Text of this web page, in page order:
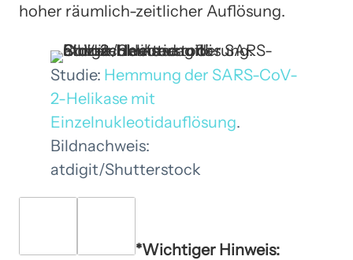
hoher räumlich-zeitlicher Auflösung.
Studie: Hemmung der SARS-CoV-
2-Helikase mit
Einzelnukleotidauflösung.
Bildnachweis:
atdigit/Shutterstock
*Wichtiger Hinweis: